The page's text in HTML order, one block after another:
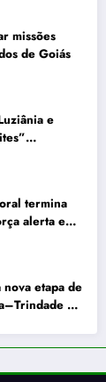
missões
de Goiás
e
termina
alerta em
etapa de
a